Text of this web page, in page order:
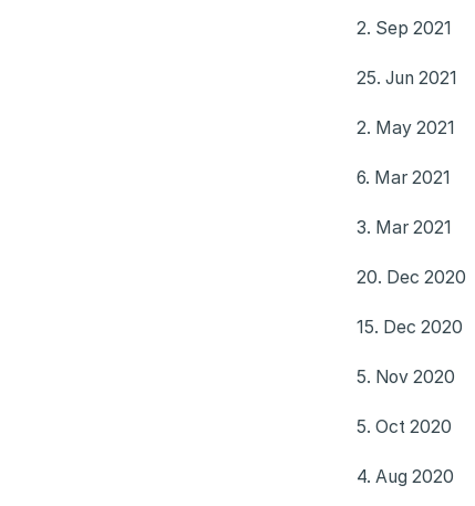
Objavljeno
2. Sep 2021
Objavljeno
25. Jun 2021
Objavljeno
2. May 2021
Objavljeno
6. Mar 2021
Objavljeno
3. Mar 2021
Objavljeno
20. Dec 2020
Objavljeno
15. Dec 2020
Objavljeno
5. Nov 2020
Objavljeno
5. Oct 2020
Objavljeno
4. Aug 2020